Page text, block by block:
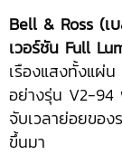
Bell & Ross (
เวอร์ชัน Full
เรืองแสงทั้งแผ่น
อย่างรุ่น V2-94
จับเวลาย่อยของ
ขึ้นมา